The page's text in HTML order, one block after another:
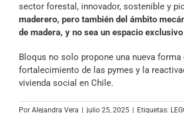
sector forestal, innovador, sostenible y
maderero, pero también del ámbito
de madera, y no sea un espacio
Bloqus no solo propone una nueva
fortalecimiento de las pymes y la
vivienda social en Chile.
Por Alejandra Vera | julio 25, 2025 | Etiquetas: